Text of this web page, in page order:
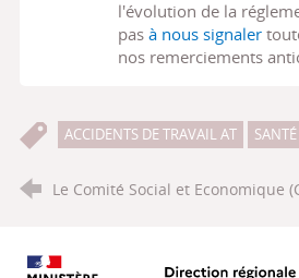
l'évolution de la
pas à nous signaler
nos remerciements
ACCIDENTS DE TRAVAIL AT SANTÉ
Le Comité Social et Economique